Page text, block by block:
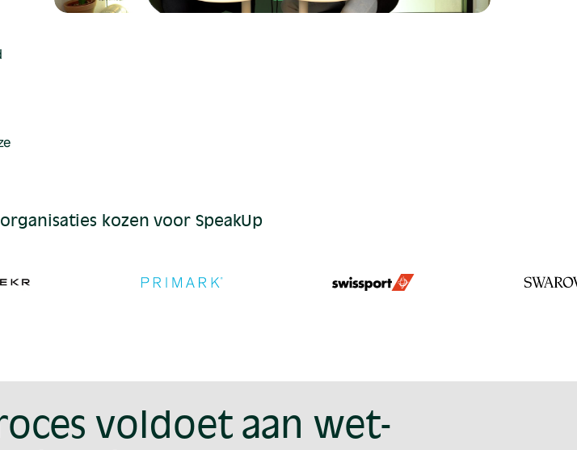
kozen voor SpeakUp
voldoet aan wet-